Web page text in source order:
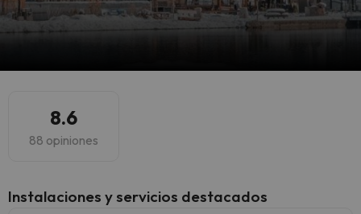
8.6
88 opiniones
Instalaciones y servicios destacados